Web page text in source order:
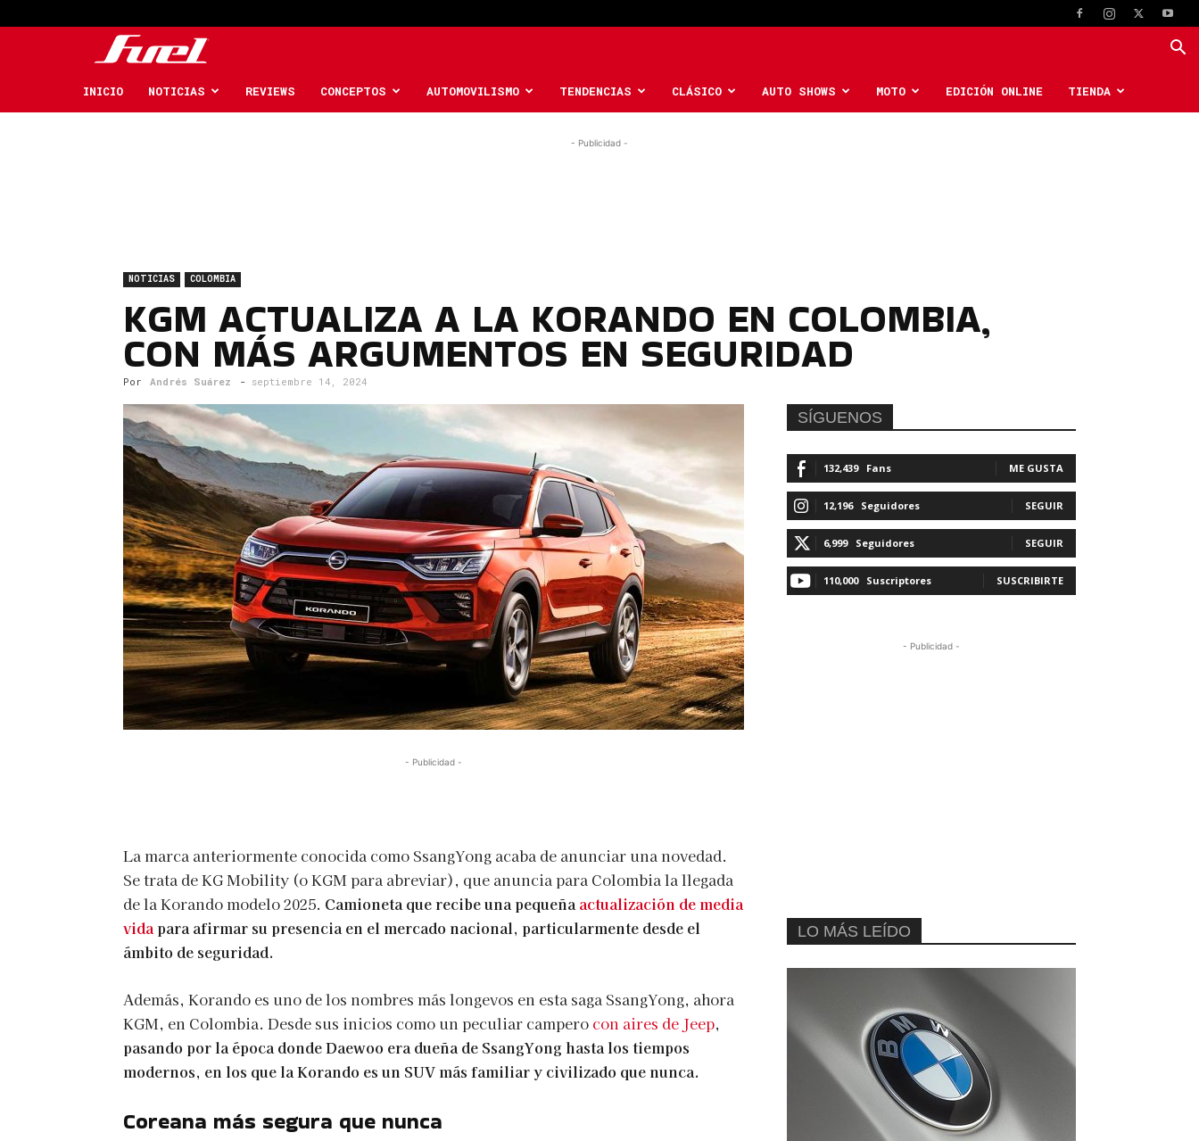
Car
INICIO NOTICIAS REVIEWS CONCEPTOS AUTOMOVILISMO TENDENCIAS CLÁSICO AUTO SHOWS MOTO EDICIÓN ONLINE TIENDA
- Publicidad -
NOTICIAS COLOMBIA
KGM ACTUALIZA A LA KORANDO EN COLOMBIA,
CON MÁS ARGUMENTOS EN SEGURIDAD
Por Andrés Suárez - septiembre 14, 2024
- Publicidad -
La marca anteriormente conocida como SsangYong acaba de anunciar una novedad.
Se trata de KG Mobility (o KGM para abreviar), que anuncia para Colombia la llegada
de la Korando modelo 2025. Camioneta que recibe una pequeñaactualización de media
vidapara afirmar su presencia en el mercado nacional, particularmente desde el
ámbito de seguridad.
Además, Korando es uno de los nombres más longevos en esta saga SsangYong, ahora
KGM, en Colombia. Desde sus inicios como un peculiar campero con aires de Jeep,
pasando por la época donde Daewoo era dueña de SsangYong hasta los tiempos
modernos, en los que la Korando es un SUV más familiar y civilizado que nunca.
Coreana más segura que nunca
SÍGUENOS
132,439 Fans ME GUSTA
12,196 Seguidores SEGUIR
6,999 Seguidores SEGUIR
110,000 Suscriptores SUSCRIBIRTE
- Publicidad -
LO MÁS LEÍDO